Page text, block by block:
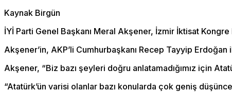
Kaynak Birgün
İYİ Parti Genel Başkanı Meral Akşener, İzmir İktisat
Akşener’in, AKP’li Cumhurbaşkanı Recep Tayyip
Akşener, “Biz bazı şeyleri doğru anlatamadığımız için
“Atatürk’ün varisi olanlar bazı konularda çok geniş